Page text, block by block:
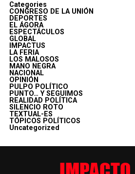
Categories
CONGRESO DE LA UNIÓN
DEPORTES
EL ÁGORA
ESPECTÁCULOS
GLOBAL
IMPACTUS
LA FERIA
LOS MALOSOS
MANO NEGRA
NACIONAL
OPINIÓN
PULPO POLÍTICO
PUNTO… Y SEGUIMOS
REALIDAD POLÍTICA
SILENCIO ROTO
TEXTUAL-ES
TÓPICOS POLÍTICOS
Uncategorized